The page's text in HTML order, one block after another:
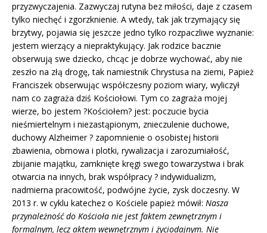
przyzwyczajenia. Zazwyczaj rutyna bez miłości, daje z czasem
tylko niechęć i zgorzknienie. A wtedy, tak jak trzymający się
brzytwy, pojawia się jeszcze jedno tylko rozpaczliwe wyznanie:
jestem wierzący a niepraktykujący. Jak rodzice bacznie
obserwują swe dziecko, chcąc je dobrze wychować, aby nie
zeszło na złą drogę, tak namiestnik Chrystusa na ziemi, Papież
Franciszek obserwując współczesny poziom wiary, wyliczył
nam co zagraża dziś Kościołowi. Tym co zagraża mojej
wierze, bo jestem ?Kościołem? jest: poczucie bycia
nieśmiertelnym i niezastąpionym, znieczulenie duchowe,
duchowy Alzheimer ? zapomnienie o osobistej historii
zbawienia, obmowa i plotki, rywalizacja i zarozumiałość,
zbijanie majątku, zamknięte kręgi swego towarzystwa i brak
otwarcia na innych, brak współpracy ? indywidualizm,
nadmierna pracowitość, podwójne życie, zysk doczesny. W
2013 r. w cyklu katechez o Kościele papież mówił: Nasza
przynależność do Kościoła nie jest faktem zewnętrznym i
formalnym, lecz aktem wewnętrznym i życiodajnym. Nie